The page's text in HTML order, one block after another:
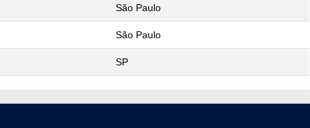
São Paulo
São Paulo
SP